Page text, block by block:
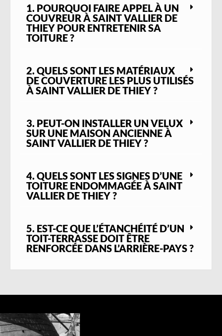
des eaux pluviales renforcés. À cette
altitude, l’exposition au gel, à la neige et aux
grands vents impose des matériaux robustes
fortes amplitudes thermiques, les toits de
Saint Vallier de Thiey doivent être inspectés
régulièrement, notamment après les
sécheresse. Nos interventions sont toujours
précédées d’un diagnostic précis afin de
proposer des solutions adaptées et durables.
lotissement, maison individuelle ou bâtisse
ancienne – notre équipe vous propose un
rénovation complète, nous mettons notre
expertise au service de la longévité, de la
sécurité et de l’esthétique de votre
1. POURQUOI FAIRE APPEL À UN
COUVREUR À SAINT VALLIER DE
THIEY POUR ENTRETENIR SA
TOITURE ?
2. QUELS SONT LES MATÉRIAUX
DE COUVERTURE LES PLUS UTILISÉS
À SAINT VALLIER DE THIEY ?
3. PEUT-ON INSTALLER UN VELUX
SUR UNE MAISON ANCIENNE À
SAINT VALLIER DE THIEY ?
4. QUELS SONT LES SIGNES D’UNE
TOITURE ENDOMMAGÉE À SAINT
VALLIER DE THIEY ?
5. EST-CE QUE L’ÉTANCHÉITÉ D’UN
TOIT-TERRASSE DOIT ÊTRE
RENFORCÉE DANS L’ARRIÈRE-PAYS ?